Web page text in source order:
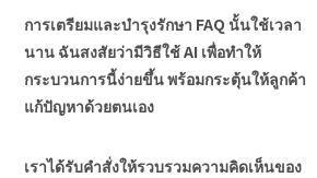
การเตรียมและบำรุงรักษา FAQ นั้นใช้เวลา
นาน ฉันสงสัยว่ามีวิธีใช้ AI เพื่อทำให้
กระบวนการนี้ง่ายขึ้น พร้อมกระตุ้นให้ลูกค้า
แก้ปัญหาด้วยตนเอง
เราได้รับคำสั่งให้รวบรวมความคิดเห็นของ